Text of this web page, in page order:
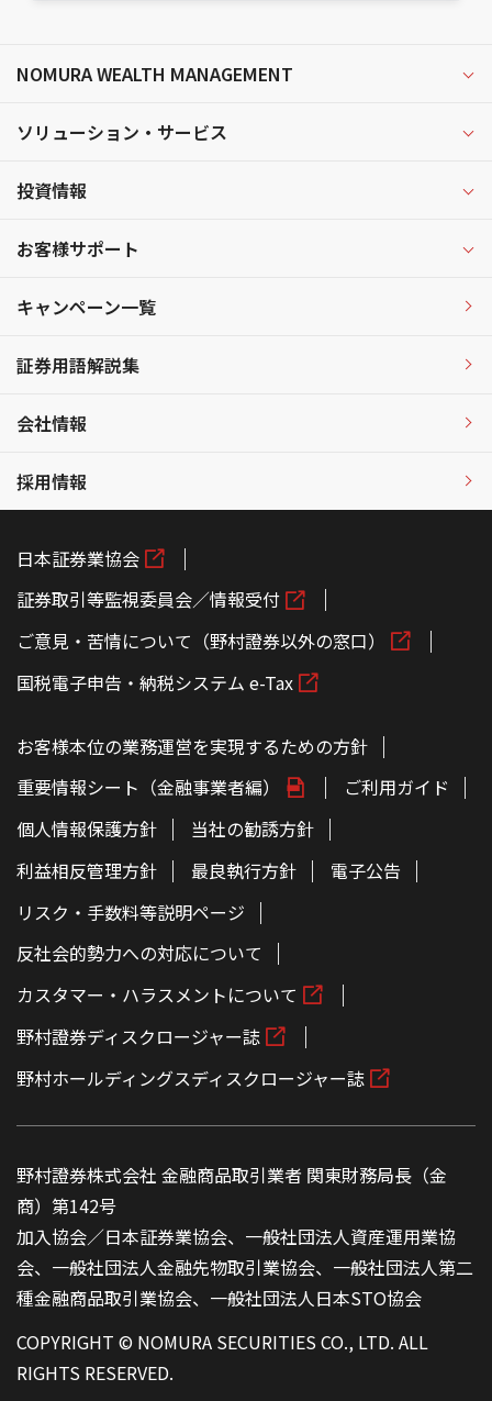
NOMURA WEALTH MANAGEMENT
ソリューション・サービス
投資情報
お客様サポート
キャンペーン一覧
証券用語解説集
会社情報
採用情報
日本証券業協会
証券取引等監視委員会／情報受付
ご意見・苦情について（野村證券以外の窓口）
国税電子申告・納税システム e-Tax
お客様本位の業務運営を実現するための方針
重要情報シート（金融事業者編）
ご利用ガイド
個人情報保護方針
当社の勧誘方針
利益相反管理方針
最良執行方針
電子公告
リスク・手数料等説明ページ
反社会的勢力への対応について
カスタマー・ハラスメントについて
野村證券ディスクロージャー誌
野村ホールディングスディスクロージャー誌
野村證券株式会社 金融商品取引業者 関東財務局長（金
商）第142号
加入協会／日本証券業協会、一般社団法人資産運用業協
会、一般社団法人金融先物取引業協会、一般社団法人第二
種金融商品取引業協会、一般社団法人日本STO協会
COPYRIGHT © NOMURA SECURITIES CO., LTD. ALL
RIGHTS RESERVED.